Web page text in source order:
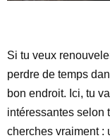
Si tu veux
perdre de temps
bon endroit. Ici, tu
intéressantes selon
cherches vraiment :